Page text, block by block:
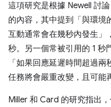
這項研究是根據 Newell 討
的內容，其中提到「與環境
互動通常會在幾秒內發生」
秒。另一個常被引用的 1 秒
「如果回應延遲時間超過
任務將會嚴重改變，且可能
Miller 和 Card 的研究指出